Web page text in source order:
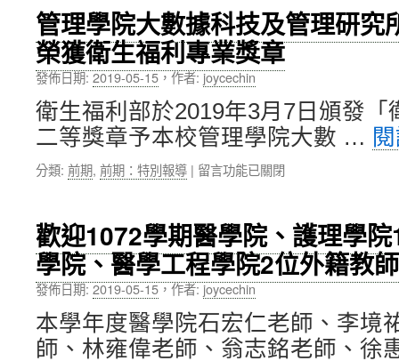
團
隊
榮
獲
科
技
部
3
期
型
研
究
計
畫，
補
助
金
甫、
施
益
民、
陳
榮
洲
校
友
榮
醫
大
107
學
年
度
傑
出
管理學院大數據科技及管理研究
榮獲衛生福利專業獎章
發佈日期:2019-05-15，作者: joycechin
衛生福利部於2019年3月7日頒發「
二等獎章予本校管理學院大數 …
分類: 前期, 前期：特別報導 | 在
學
院
大
數
據
科
技
及
留言功能已關閉
歡迎1072學期醫學院、護理學
學院、醫學工程學院2位外籍教
發佈日期:2019-05-15，作者: joycechin
本學年度醫學院石宏仁老師、李境
師、林雍偉老師、翁志銘老師、